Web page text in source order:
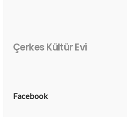
Çerkes Kültür Evi
Facebook